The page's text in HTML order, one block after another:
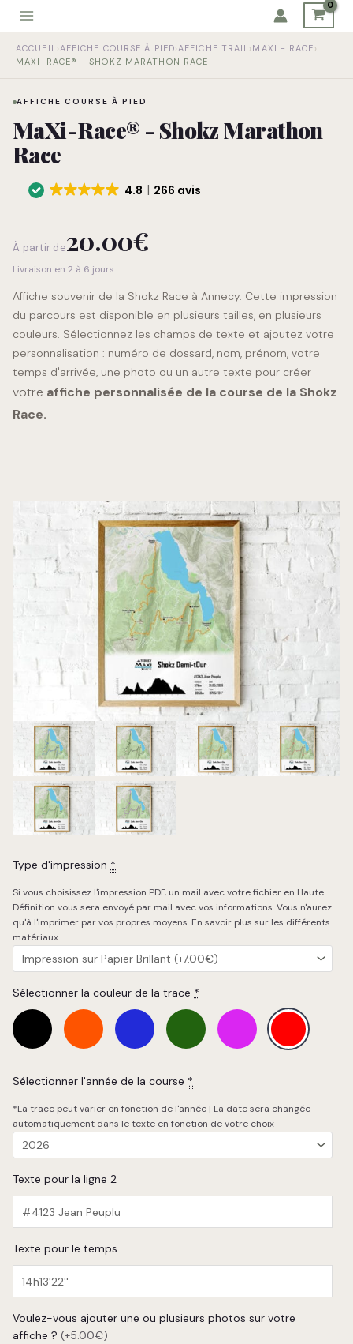
Aller
contenu
ACCUEIL › AFFICHE COURSE À PIED› AFFICHE TRAIL › MAXI - RACE ›
MAXI-RACE® - SHOKZ MARATHON RACE
AFFICHE COURSE À PIED
MaXi-Race® - Shokz Marathon
Race
4.8 266 avis
À partir de20.00€
Livraison en 2 à 6 jours
Affiche souvenir de la Shokz Race à Annecy. Cette impression
du parcours est disponible en plusieurs tailles, en plusieurs
couleurs. Sélectionnez les champs de texte et ajoutez votre
personnalisation : numéro de dossard, nom, prénom, votre
temps d'arrivée, une photo ou un autre texte pour créer
votre affiche personnalisée de la course de la Shokz
Race.
Type d'impression *
Si vous choisissez l'impression PDF, un mail avec votre fichier en Haute
Définition vous sera envoyé par mail avec vos informations. Vous n'aurez
qu'à l'imprimer par vos propres moyens. En savoir plus sur les différents
matériaux
Sélectionner la couleur de la trace *
Sélectionner l'année de la course *
*La trace peut varier en fonction de l'année | La date sera changée
automatiquement dans le texte en fonction de votre choix
Texte pour la ligne 2
Texte pour le temps
Voulez-vous ajouter une ou plusieurs photos sur votre
affiche ? (+5.00€)
de
Shokz
Race